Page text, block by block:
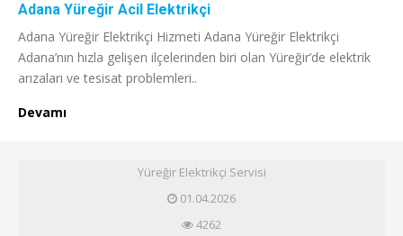
Adana Yüreğir Acil Elektrikçi
Adana Yüreğir Elektrikçi Hizmeti Adana Yüreğir Elektrikçi
Adana’nın hızla gelişen ilçelerinden biri olan Yüreğir’de elektrik
arızaları ve tesisat problemleri..
Devamı
Yüreğir Elektrikçi Servisi
01.04.2026
4262